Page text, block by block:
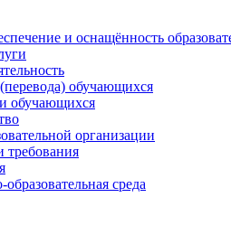
и оснащённость
обучающихся
обучающихся
организации
требования
среда